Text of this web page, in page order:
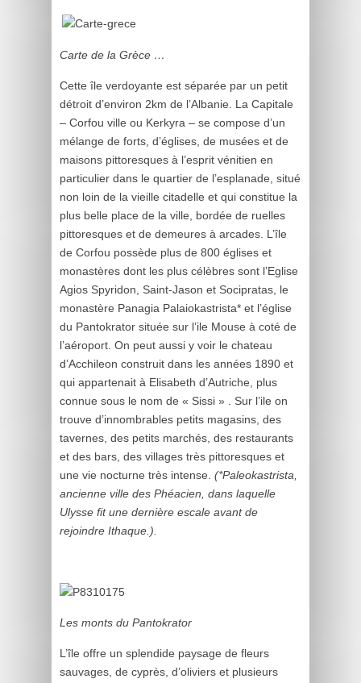
Carte de la Grèce …
Cette île verdoyante est séparée par un petit
détroit d’environ 2km de l’Albanie. La Capitale
– Corfou ville ou Kerkyra – se compose d’un
mélange de forts, d’églises, de musées et de
maisons pittoresques à l’esprit vénitien en
particulier dans le quartier de l’esplanade, situé
non loin de la vieille citadelle et qui constitue la
plus belle place de la ville, bordée de ruelles
pittoresques et de demeures à arcades. L’île
de Corfou possède plus de 800 églises et
monastères dont les plus célèbres sont l’Eglise
Agios Spyridon, Saint-Jason et Socipratas, le
monastère Panagia Palaiokastrista* et l’église
du Pantokrator située sur l’ile Mouse à coté de
l’aéroport. On peut aussi y voir le chateau
d’Acchileon construit dans les années 1890 et
qui appartenait à Elisabeth d’Autriche, plus
connue sous le nom de « Sissi » . Sur l’ile on
trouve d’innombrables petits magasins, des
tavernes, des petits marchés, des restaurants
et des bars, des villages très pittoresques et
une vie nocturne très intense. (*Paleokastrista,
ancienne ville des Phéacien, dans laquelle
Ulysse fit une dernière escale avant de
rejoindre Ithaque.).
Les monts du Pantokrator
L’île offre un splendide paysage de fleurs
sauvages, de cyprès, d’oliviers et plusieurs